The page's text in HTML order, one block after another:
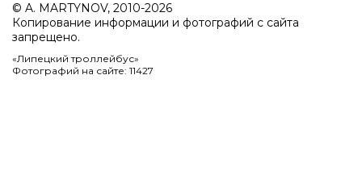
© A. MARTYNOV, 2010-2026
Копирование информации и фотографий с сайта
запрещено.
«Липецкий троллейбус»
Фотографий на сайте: 11427